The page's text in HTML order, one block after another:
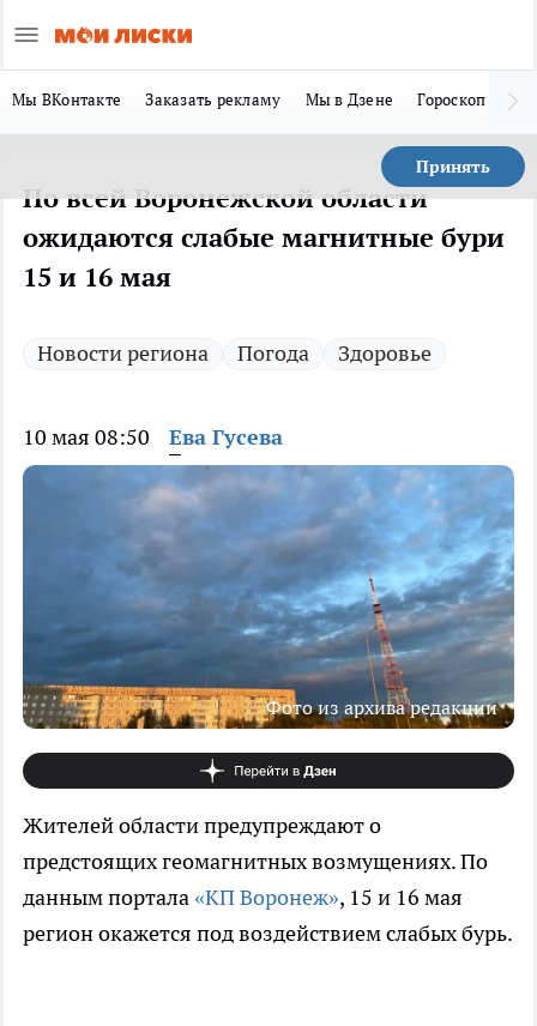
Мы ВКонтакте Заказать рекламу Мы в Дзене Гороскоп
Принять
По всей Воронежской области
ожидаются слабые магнитные бури
15 и 16 мая
Новости региона Погода Здоровье
10 мая 08:50 Ева Гусева
Фото из архива редакции
Жителей области предупреждают о
предстоящих геомагнитных возмущениях. По
данным портала «КП Воронеж», 15 и 16 мая
регион окажется под воздействием слабых бурь.